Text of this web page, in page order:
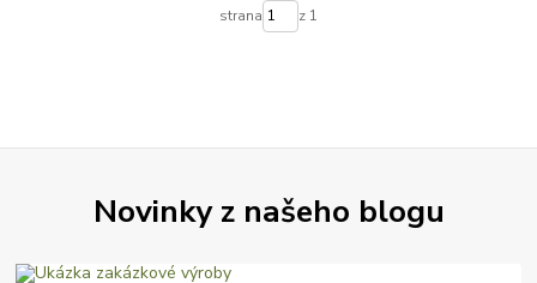
strana z 1
Novinky z našeho blogu